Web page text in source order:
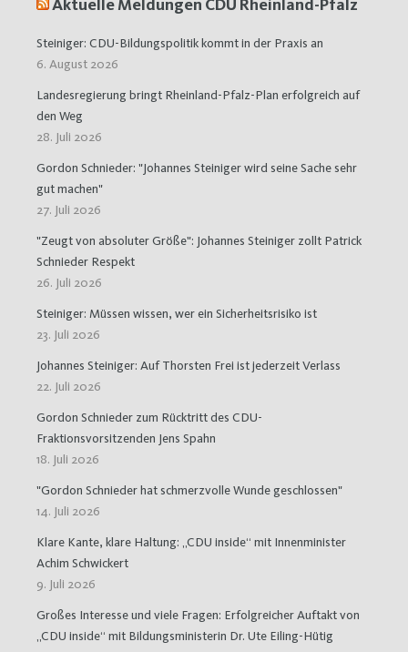
Aktuelle Meldungen CDU Rheinland-Pfalz
Steiniger: CDU-Bildungspolitik kommt in der Praxis an
6. August 2026
Landesregierung bringt Rheinland-Pfalz-Plan erfolgreich auf
den Weg
28. Juli 2026
Gordon Schnieder: "Johannes Steiniger wird seine Sache sehr
gut machen"
27. Juli 2026
"Zeugt von absoluter Größe": Johannes Steiniger zollt Patrick
Schnieder Respekt
26. Juli 2026
Steiniger: Müssen wissen, wer ein Sicherheitsrisiko ist
23. Juli 2026
Johannes Steiniger: Auf Thorsten Frei ist jederzeit Verlass
22. Juli 2026
Gordon Schnieder zum Rücktritt des CDU-
Fraktionsvorsitzenden Jens Spahn
18. Juli 2026
"Gordon Schnieder hat schmerzvolle Wunde geschlossen"
14. Juli 2026
Klare Kante, klare Haltung: „CDU inside“ mit Innenminister
Achim Schwickert
9. Juli 2026
Großes Interesse und viele Fragen: Erfolgreicher Auftakt von
„CDU inside“ mit Bildungsministerin Dr. Ute Eiling-Hütig